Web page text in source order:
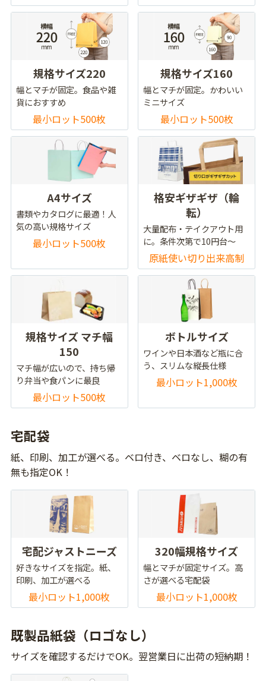
規格サイズ220
幅とマチが固定。食品や雑
貨におすすめ
最小ロット500枚
規格サイズ160
幅とマチが固定。かわいい
ミニサイズ
最小ロット500枚
A4サイズ
書類やカタログに最適！人
気の高い規格サイズ
最小ロット500枚
格安ギザギザ（輪
転）
大量配布・テイクアウト用
に。条件次第で10円台～
原紙使い切り出来高制
規格サイズ マチ幅
150
マチ幅が広いので、持ち帰
り弁当や食パンに最良
最小ロット500枚
ボトルサイズ
ワインや日本酒など瓶に合
う、スリムな縦長仕様
最小ロット1,000枚
宅配袋
紙、印刷、加工が選べる。ベロ付き、ベロなし、糊の有
無も指定OK！
宅配ジャストニーズ
好きなサイズを指定。紙、
印刷、加工が選べる
最小ロット1,000枚
320幅規格サイズ
幅とマチが固定サイズ。高
さが選べる宅配袋
最小ロット1,000枚
既製品紙袋（ロゴなし）
サイズを確認するだけでOK。翌営業日に出荷の短納期！